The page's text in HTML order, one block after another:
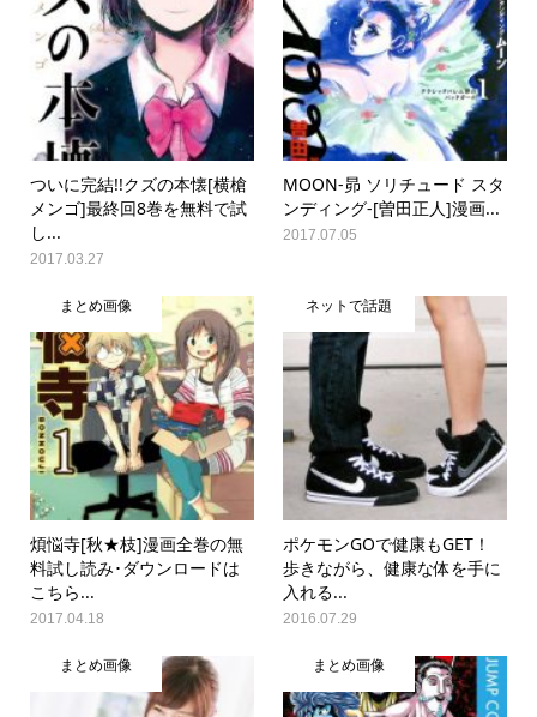
ついに完結!!クズの本懐[横槍
メンゴ]最終回8巻を無料で試
し...
2017.03.27
MOON-昴 ソリチュード スタ
ンディング-[曽田正人]漫画...
2017.07.05
まとめ画像
煩悩寺[秋★枝]漫画全巻の無
料試し読み･ダウンロードは
こちら...
2017.04.18
ネットで話題
ポケモンGOで健康もGET！
歩きながら、健康な体を手に
入れる...
2016.07.29
まとめ画像 まとめ画像